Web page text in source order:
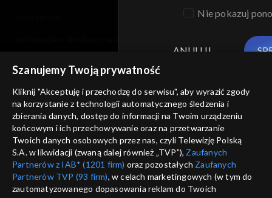
Nie pokazuj
ANULUJ
Szanujemy Twoją prywatność
Kliknij "Akceptuję i przechodzę do serwisu", aby wyrazić zgody
na korzystanie z technologii automatycznego śledzenia i
zbierania danych, dostęp do informacji na Twoim urządzeniu
końcowym i ich przechowywanie oraz na przetwarzanie
Twoich danych osobowych przez nas, czyli Telewizję Polską
S.A. w likwidacji (zwaną dalej również „TVP”), Zaufanych
Partnerów z IAB* (1201 firm) oraz pozostałych Zaufanych
Partnerów TVP (93 firm), w celach marketingowych (w tym do
zautomatyzowanego dopasowania reklam do Twoich